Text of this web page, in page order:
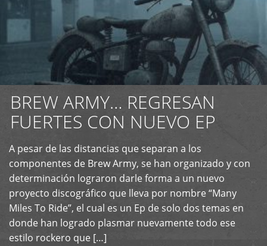
BREW ARMY… REGRESAN
FUERTES CON NUEVO EP
A pesar de las distancias que separan a los
componentes de Brew Army, se han organizado y con
determinación lograron darle forma a un nuevo
proyecto discográfico que lleva por nombre “Many
Miles To Ride”, el cual es un Ep de solo dos temas en
donde han logrado plasmar nuevamente todo ese
estilo rockero que […]
+